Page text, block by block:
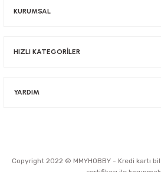
KURUMSAL
HIZLI KATEGORİLER
YARDIM
Copyright 2022 © MMYHOBBY - Kredi kartı